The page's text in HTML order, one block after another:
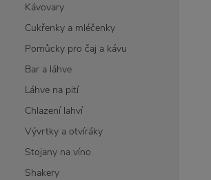
Kávovary
Cukřenky a mléčenky
Pomůcky pro čaj a kávu
Bar a láhve
Láhve na pití
Chlazení lahví
Vývrtky a otvíráky
Stojany na víno
Shakery